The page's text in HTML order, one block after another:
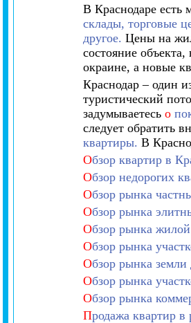
В Краснодаре есть
склады, торговые
другое. Цены на
состояние
окраине, а новые
Краснодар – один
туристический
задумываетесь о
следует обратить
квартиры. В
Обзор квартир в
Обзор недорогих
Обзор рынка
Обзор рынка
Обзор рынка
Обзор рынка
Обзор рынка земли
Обзор рынка
Обзор рынка
Продажа квартир в